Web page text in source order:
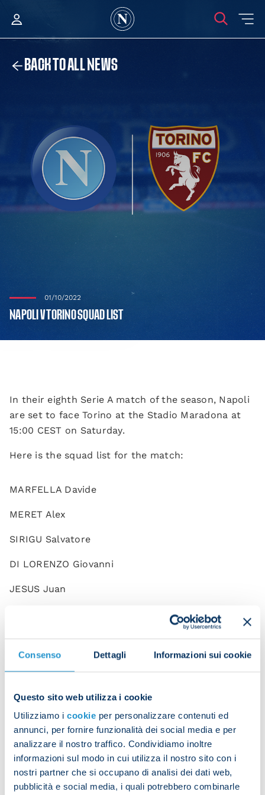
Consenso Dettagli Informazioni sui cookie
Questo sito web utilizza i cookie
Utilizziamo i cookie per personalizzare contenuti ed
annunci, per fornire funzionalità dei social media e per
analizzare il nostro traffico. Condividiamo inoltre
informazioni sul modo in cui utilizza il nostro sito con i
nostri partner che si occupano di analisi dei dati web,
pubblicità e social media, i quali potrebbero combinarle
BACK TO ALL NEWS
01/10/2022
NAPOLI V TORINO SQUAD LIST
In their eighth Serie A match of the season, Napoli
are set to face Torino at the Stadio Maradona at
15:00 CEST on Saturday.
Here is the squad list for the match:
MARFELLA Davide
MERET Alex
SIRIGU Salvatore
DI LORENZO Giovanni
JESUS Juan
RRAHMANI Amir
ZANOLI Alessandro
ZEDADKA Karim
ANGUISSA Frank